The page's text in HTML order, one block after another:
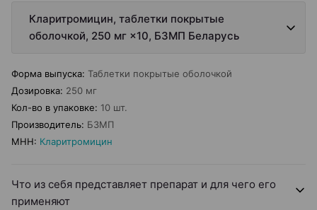
Кларитромицин, таблетки покрытые
оболочкой, 250 мг ×10, БЗМП Беларусь
Форма выпуска: Таблетки покрытые оболочкой
Дозировка: 250 мг
Кол-во в упаковке: 10 шт.
Производитель: БЗМП
МНН: Кларитромицин
Что из себя представляет препарат и для чего его
применяют